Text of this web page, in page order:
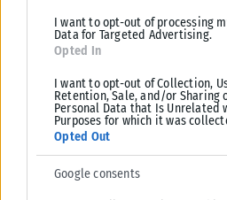
I want to opt-out of processing
Data for Targeted Advertising.
Opted In
I want to opt-out of Collection,
Retention, Sale, and/or Sharing
Personal Data that Is Unrelated
Purposes for which it was
Opted Out
Google consents